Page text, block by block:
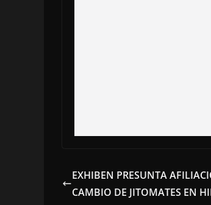
EXHIBEN PRESUNTA
CAMBIO DE JITOMATES EN